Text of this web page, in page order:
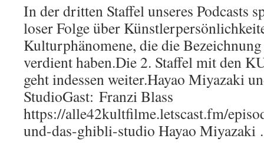
In der dritten Staffel unseres Podcasts
loser Folge über
Kulturphänomene, die die
verdient haben.Die 2. Staffel mit den
geht indessen weiter.Hayao Miyazaki
StudioGast: Franzi Blass
https://alle42kultfilme.letscast.fm/
und-das-ghibli-studio Hayao